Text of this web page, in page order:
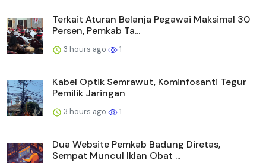
Terkait Aturan Belanja Pegawai Maksimal 30
Persen, Pemkab Ta...
3 hours ago 1
Kabel Optik Semrawut, Kominfosanti Tegur
Pemilik Jaringan
3 hours ago 1
Dua Website Pemkab Badung Diretas,
Sempat Muncul Iklan Obat ...